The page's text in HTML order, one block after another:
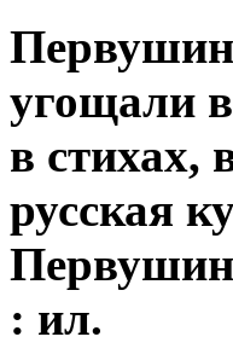
угощали
в стихах,
русская
: ил.